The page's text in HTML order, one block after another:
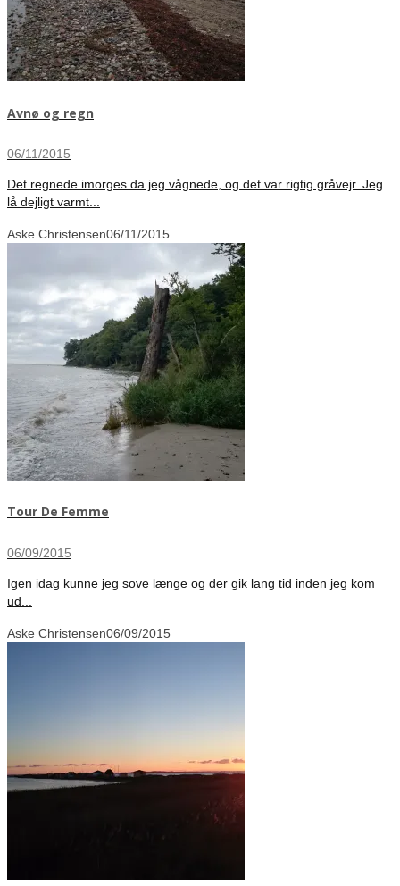
Avnø og regn
06/11/2015
Det regnede imorges da jeg vågnede, og det var rigtig gråvejr. Jeg
lå dejligt varmt...
Aske Christensen06/11/2015
Tour De Femme
06/09/2015
Igen idag kunne jeg sove længe og der gik lang tid inden jeg kom
ud...
Aske Christensen06/09/2015